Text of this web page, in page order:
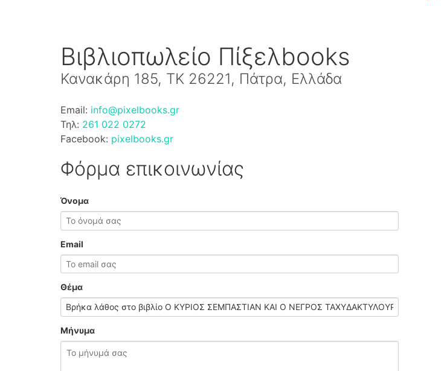
Βιβλιοπωλείο Πίξελbooks
Κανακάρη 185, ΤΚ 26221, Πάτρα, Ελλάδα
Email: info@pixelbooks.gr
Τηλ: 261 022 0272
Facebook: pixelbooks.gr
Φόρμα επικοινωνίας
Όνομα
Email
Θέμα
Μήνυμα